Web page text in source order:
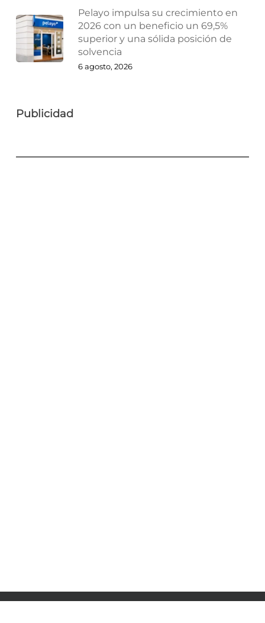
Pelayo impulsa su crecimiento en
2026 con un beneficio un 69,5%
superior y una sólida posición de
solvencia
6 agosto, 2026
Publicidad